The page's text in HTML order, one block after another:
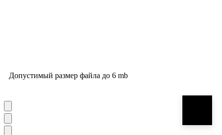
Допустимый размер файла до 6 mb